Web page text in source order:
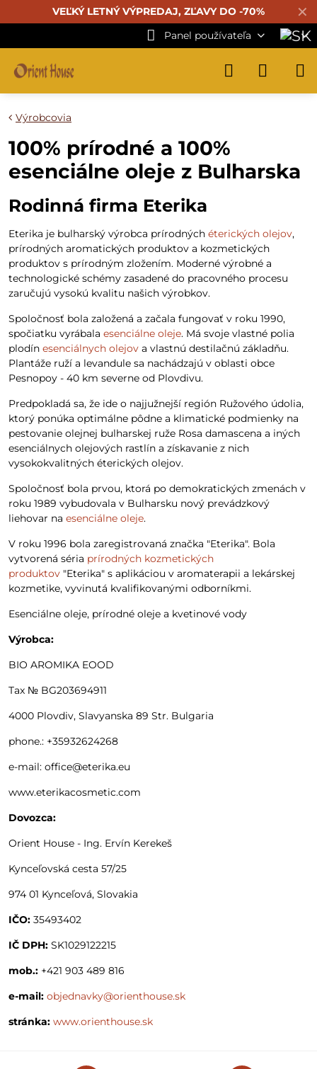
✕
VEĽKÝ LETNÝ VÝPREDAJ, ZĽAVY DO -70%
Panel používateľa
Výrobcovia
100% prírodné a 100%
esenciálne oleje z Bulharska
Rodinná firma Eterika
Eterika je bulharský výrobca prírodných éterických olejov,
prírodných aromatických produktov a kozmetických
produktov s prírodným zložením. Moderné výrobné a
technologické schémy zasadené do pracovného procesu
zaručujú vysokú kvalitu našich výrobkov.
Spoločnosť bola založená a začala fungovať v roku 1990,
spočiatku vyrábala esenciálne oleje. Má svoje vlastné polia
plodín esenciálnych olejov a vlastnú destilačnú základňu.
Plantáže ruží a levandule sa nachádzajú v oblasti obce
Pesnopoy - 40 km severne od Plovdivu.
Predpokladá sa, že ide o najjužnejší región Ružového údolia,
ktorý ponúka optimálne pôdne a klimatické podmienky na
pestovanie olejnej bulharskej ruže Rosa damascena a iných
esenciálnych olejových rastlín a získavanie z nich
vysokokvalitných éterických olejov.
Spoločnosť bola prvou, ktorá po demokratických zmenách v
roku 1989 vybudovala v Bulharsku nový prevádzkový
liehovar na esenciálne oleje.
V roku 1996 bola zaregistrovaná značka "Eterika". Bola
vytvorená séria prírodných kozmetických
produktov "Eterika" s aplikáciou v aromaterapii a lekárskej
kozmetike, vyvinutá kvalifikovanými odborníkmi.
Esenciálne oleje, prírodné oleje a kvetinové vody
Výrobca:
BIO AROMIKA EOOD
Tax № BG203694911
4000 Plovdiv, Slavyanska 89 Str. Bulgaria
phone.: +35932624268
e-mail: office@eterika.eu
www.eterikacosmetic.com
Dovozca:
Orient House - Ing. Ervín Kerekeš
Kynceľovská cesta 57/25
974 01 Kynceľová, Slovakia
IČO: 35493402
IČ DPH: SK1029122215
mob.: +421 903 489 816
e-mail: objednavky@orienthouse.sk
stránka: www.orienthouse.sk